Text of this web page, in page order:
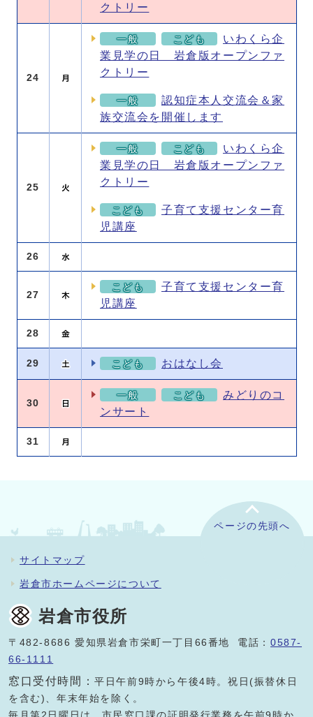
クトリー
24
一般 こども
いわくら企
業見学の日 岩倉版オープンファ
クトリー
一般
認知症本人交流会＆家
族交流会を開催します
25
一般 こども
いわくら企
業見学の日 岩倉版オープンファ
クトリー
こども
子育て支援センター育
児講座
26
27
こども
子育て支援センター育
児講座
28
29 こども おはなし会
30
一般 こども
みどりのコ
ンサート
31
ページの先頭へ
サイトマップ
岩倉市ホームページについて
岩倉市役所
〒482-8686 愛知県岩倉市栄町一丁目66番地 電話：0587-
66-1111
窓口受付時間：平日午前9時から午後4時。祝日(振替休日
を含む)、年末年始を除く。